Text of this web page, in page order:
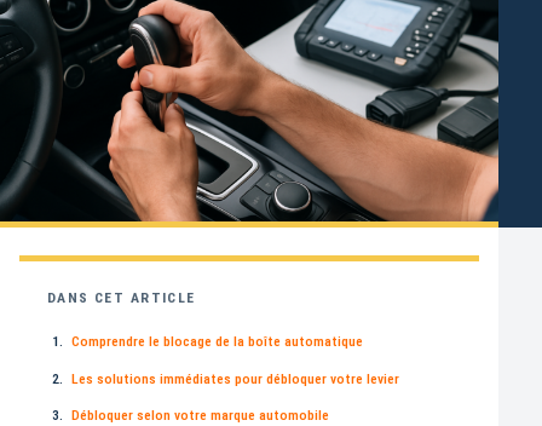
DANS CET ARTICLE
Comprendre le blocage de la boîte automatique
Les solutions immédiates pour débloquer votre levier
Débloquer selon votre marque automobile